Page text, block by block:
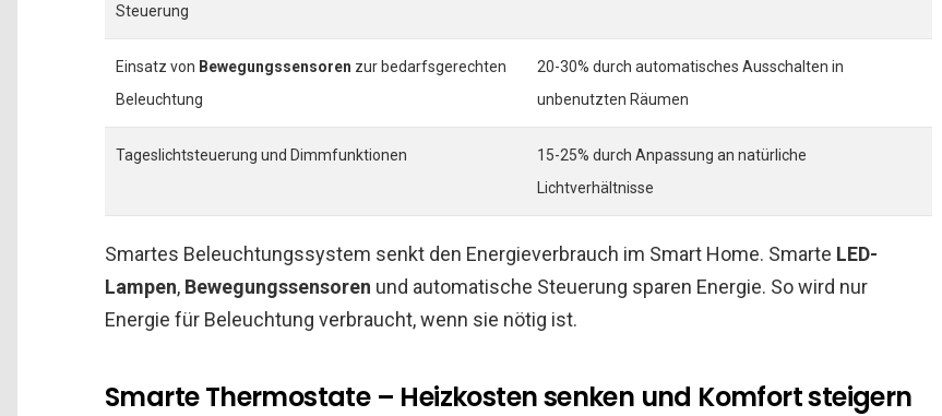
Steuerung
Einsatz von Bewegungssensoren zur bedarfsgerechten
Beleuchtung
20-30% durch automatisches Ausschalten in
unbenutzten Räumen
Tageslichtsteuerung und Dimmfunktionen
15-25% durch Anpassung an natürliche
Lichtverhältnisse
Smartes Beleuchtungssystem senkt den Energieverbrauch im Smart Home. Smarte LED-
Lampen, Bewegungssensoren und automatische Steuerung sparen Energie. So wird nur
Energie für Beleuchtung verbraucht, wenn sie nötig ist.
Smarte Thermostate – Heizkosten senken und Komfort steigern